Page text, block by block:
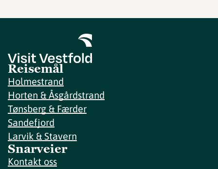
Reisemål
Holmestrand
Horten & Åsgårdstrand
Tønsberg & Færder
Sandefjord
Larvik & Stavern
Snarveier
Kontakt oss